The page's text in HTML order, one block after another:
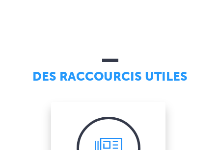
DES RACCOURCIS UTILES